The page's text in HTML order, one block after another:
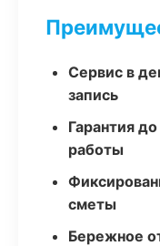
Сервис в
запись
Гарантия
работы
сметы
Бережное